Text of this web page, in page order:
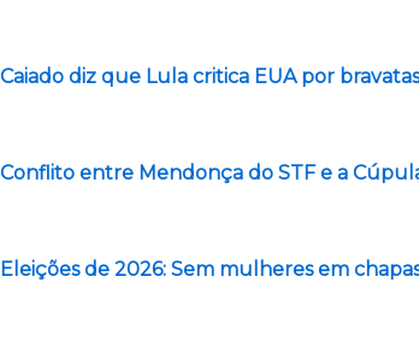
Caiado diz que Lula critica EUA por
Conflito entre Mendonça do STF e a
Eleições de 2026: Sem mulheres em